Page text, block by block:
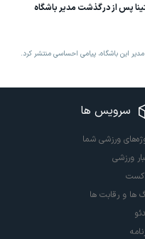
پس از درگذشت مدیر باشگاه
مدیر این باشگاه، پیامی احساسی منتشر کرد.
سرویس ها
ورزشی شما
ورزشی
ها و رقابت ها